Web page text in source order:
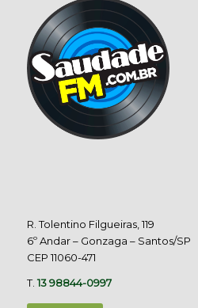
R. Tolentino Filgueiras, 119
6º Andar – Gonzaga – Santos/SP
CEP 11060-471
T.13 98844-0997